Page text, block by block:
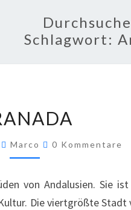
Schlagwort:
Marco 0 Kommentare
von Andalusien. Sie
Die viertgrößte Stadt